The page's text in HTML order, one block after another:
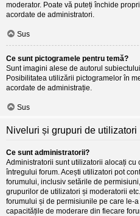
moderator. Poate vă puteți închide
acordate de administratori.
Sus
Ce sunt pictogramele pentru temă?
Sunt imagini alese de autorul
Posibilitatea utilizării pictogramelor în
acordate de administrație.
Sus
Niveluri și grupuri de utilizatori
Ce sunt administratorii?
Administratorii sunt utilizatorii alocați
întregului forum. Acești utilizatori pot
forumului, inclusiv setările de
grupurilor de utilizatori și moderatorii
forumului și de permisiunile pe care le-
capacitățile de moderare din fiecare